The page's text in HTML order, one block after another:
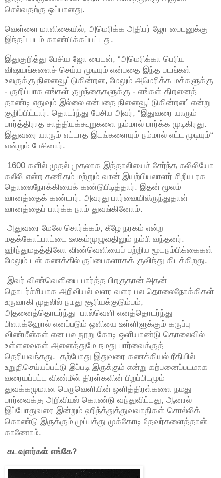
செல்வதற்கு ஒப்பானது.
வெள்ளை மாளிகையில், அமெரிக்க அதிபர் ஜோ பைடனுக்கு
இந்தப் படம் காண்பிக்கப்பட்டது.
இதுகுறித்து பேசிய ஜோ பைடன், “அமெரிக்கா பெரிய
விஷயங்களைச் செய்ய முடியும் என்பதை இந்த படங்கள்
உலகுக்கு நினைவூட்டுகின்றன, மேலும் அமெரிக்க மக்களுக்கு
- குறிப்பாக எங்கள் குழந்தைகளுக்கு - எங்கள் திறனைத்
தாண்டி எதுவும் இல்லை என்பதை நினைவூட்டுகின்றன” என்று
குறிப்பிட்டார். தொடர்ந்து பேசிய அவர், “இதுவரை யாரும்
பார்த்திராத சாத்தியக்கூறுகளை நம்மால் பார்க்க முடிகிரது.
இதுவரை யாரும் எட்டாத இடங்களையும் நம்மால் எட்ட முடியும்“
என்றும் பேசினார்.
1600 களில் முதல் முதலாக இத்தாலியைச் சேர்ந்த கலிலியோ
கலீலி என்ற கணிதம் மற்றும் வான் இயற்பியலாளர் சிறிய ரக
தொலைநோக்கியைக் கண்டுபிடித்தார். இதன் மூலம்
வானத்தைக் கண்டார். அவரது பார்வையிலிருந்துதான்
வானத்தைப் பார்க்க நாம் துவங்கினோம்.
அதுவரை மேலே சொர்க்கம், கீழே நரகம் என்ற
மதக்கோட்பாட்டை உலகம்முழுவதிலும் நம்பி வந்தனர்.
ஹிந்துமதத்திலோ விண்வெளியைப் பற்றிய மூடநம்பிக்கைகள்
மேலும் டன் கணக்கில் குப்பைகளாகக் குவிந்து கிடக்கிறது.
இவர் விண்வெளியை பார்த்த பிறகுதான் அதன்
தொடர்ச்சியாக அறிவியல் வளர வளர பல தொலைநோக்கிகள்
உருவாகி முதலில் நமது சூரியக்குடும்பம்,
அதனைத்தொடர்ந்து பால்வெளி எனத்தொடர்ந்து
பிளாக்ஹோல் எனப்படும் ஒளியை உள்ளிளுக்கும் கருப்பு
விண்மீன்கள் என பல நூறு கோடி ஒளியாண்டு தொலைவில்
உள்ளவைகள் அனைத்துமே நமது பார்வைக்குத்
தெரியவந்தது. தற்போது இதுவரை கணக்கியல் ரீதியில்
உறுதிசெய்யப்பட்டு இப்படி இருக்கும் என்று கற்பனைப்படமாக
வரையப்பட்ட விண்மீன் திரள்களின் பிறப்பிடமும்
துவக்கமுமான பெருவெளியின் ஒளித்திரள்களை நமது
பார்வைக்கு அறிவியல் கொண்டு வந்துவிட்டது, ஆனால்
இப்போதுவரை இன்றும் ஹிந்த்துத்துவவாதிகள் சொல்லிக்
கொண்டு இருக்கும் முப்பத்து முக்கோடி தேவர்களைத்தான்
காணோம்.
கடவுளர்கள் எங்கே?